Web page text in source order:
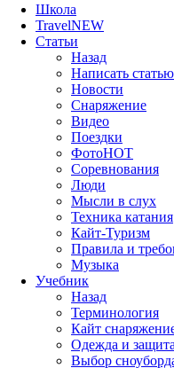
Школа
TravelNEW
Статьи
Назад
Написать статью
Новости
Снаряжение
Видео
Поездки
ФотоHOT
Соревнования
Люди
Мысли в слух
Техника катания
Кайт-Туризм
Правила и
Музыка
Учебник
Назад
Терминология
Кайт
Одежда и защита
Выбор